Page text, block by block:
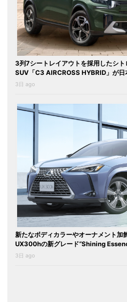
3列7シートレイアウトを採用したシト
SUV「C3 AIRCROSS HYBRID」が日
3日 ago
新たなボディカラーやオーナメント加
UX300hの新グレード“Shining
3日 ago